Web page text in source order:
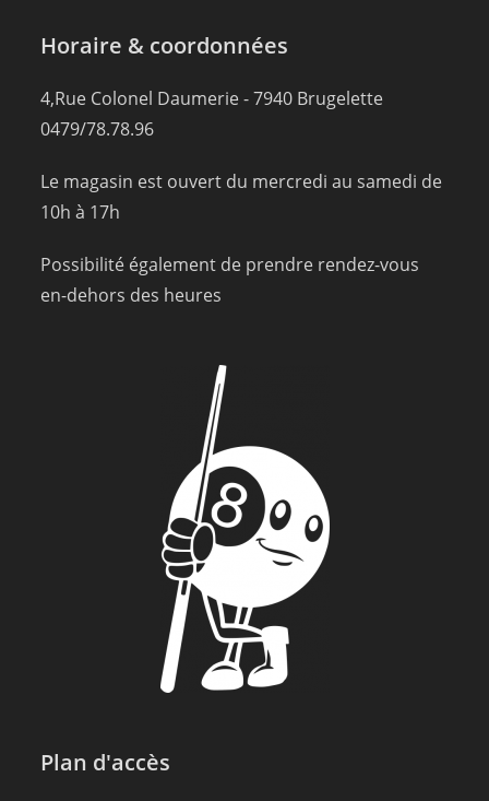
Horaire & coordonnées
4,Rue Colonel Daumerie - 7940 Brugelette
0479/78.78.96
Le magasin est ouvert du mercredi au samedi de
10h à 17h
Possibilité également de prendre rendez-vous
en-dehors des heures
Plan d'accès